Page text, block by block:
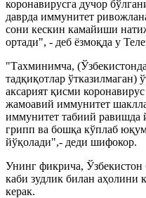
коронавирусга дучор
даврда иммунитет
сони кескин камайиши
ортади", - деб ёзмоқда у
"Тахминимча,
тадқиқотлар ўтказилмаган)
аксарият қисми
жамоавий иммунитет
иммунитет табиий равишда
грипп ва бошқа кўплаб
йўқолади",- деди шифокор.
Унинг фикрича, Ўзбекистон
каби зудлик билан аҳолини
керак.